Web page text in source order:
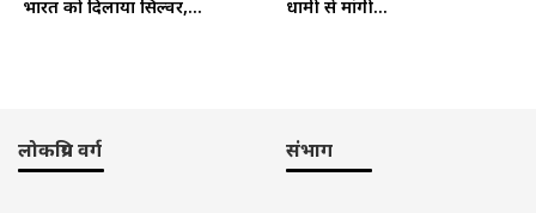
भारत को दिलाया सिल्वर,...
धामी से मांगी...
लोकप्रिय वर्ग संभाग